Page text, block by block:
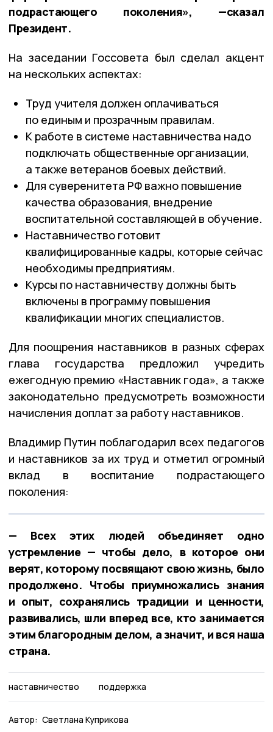
подрастающего поколения», —сказал
Президент.
На заседании Госсовета был сделал акцент
на нескольких аспектах:
Труд учителя должен оплачиваться
по единым и прозрачным правилам.
К работе в системе наставничества надо
подключать общественные организации,
а также ветеранов боевых действий.
Для суверенитета РФ важно повышение
качества образования, внедрение
воспитательной составляющей в обучение.
Наставничество готовит
квалифицированные кадры, которые сейчас
необходимы предприятиям.
Курсы по наставничеству должны быть
включены в программу повышения
квалификации многих специалистов.
Для поощрения наставников в разных сферах
глава государства предложил учредить
ежегодную премию «Наставник года», а также
законодательно предусмотреть возможности
начисления доплат за работу наставников.
Владимир Путин поблагодарил всех педагогов
и наставников за их труд и отметил огромный
вклад в воспитание подрастающего
поколения:
— Всех этих людей объединяет одно
устремление — чтобы дело, в которое они
верят, которому посвящают свою жизнь, было
продолжено. Чтобы приумножались знания
и опыт, сохранялись традиции и ценности,
развивались, шли вперед все, кто занимается
этим благородным делом, а значит, и вся наша
страна.
наставничество поддержка
Автор: Светлана Куприкова